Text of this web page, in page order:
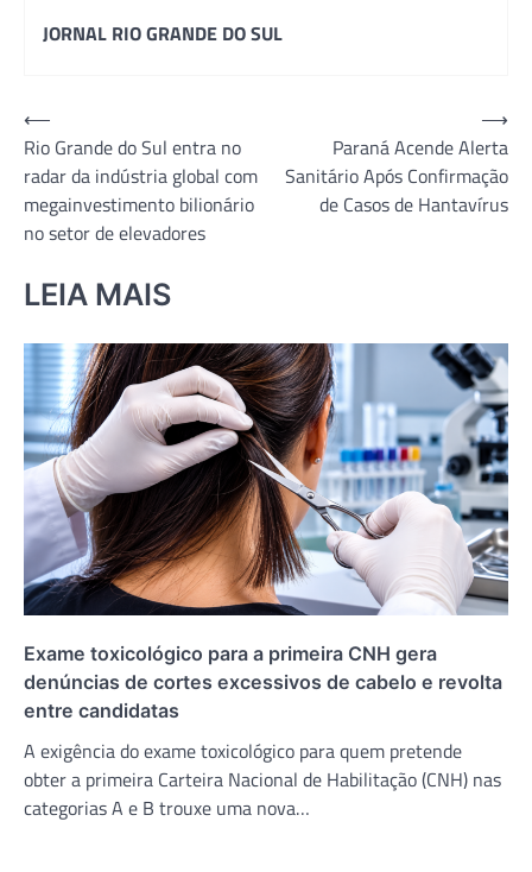
JORNAL RIO GRANDE DO SUL
Navegação
de
Post
⟵
Rio Grande do Sul entra no
radar da indústria global com
megainvestimento bilionário
no setor de elevadores
Paraná Acende Alerta
Sanitário Após Confirmação
de Casos de Hantavírus
⟶
LEIA MAIS
Exame toxicológico para a primeira CNH gera
denúncias de cortes excessivos de cabelo e revolta
entre candidatas
A exigência do exame toxicológico para quem pretende
obter a primeira Carteira Nacional de Habilitação (CNH) nas
categorias A e B trouxe uma nova…